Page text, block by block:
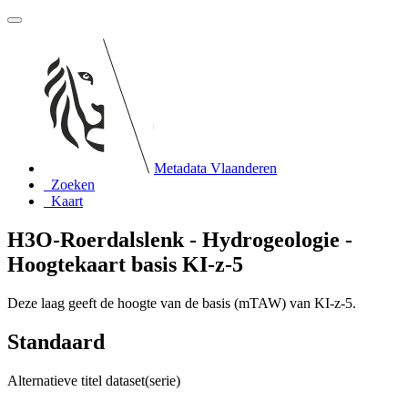
Metadata Vlaanderen
Zoeken
Kaart
H3O-Roerdalslenk - Hydrogeologie -
Hoogtekaart basis KI-z-5
Deze laag geeft de hoogte van de basis (mTAW) van KI-z-5.
Standaard
Alternatieve titel dataset(serie)